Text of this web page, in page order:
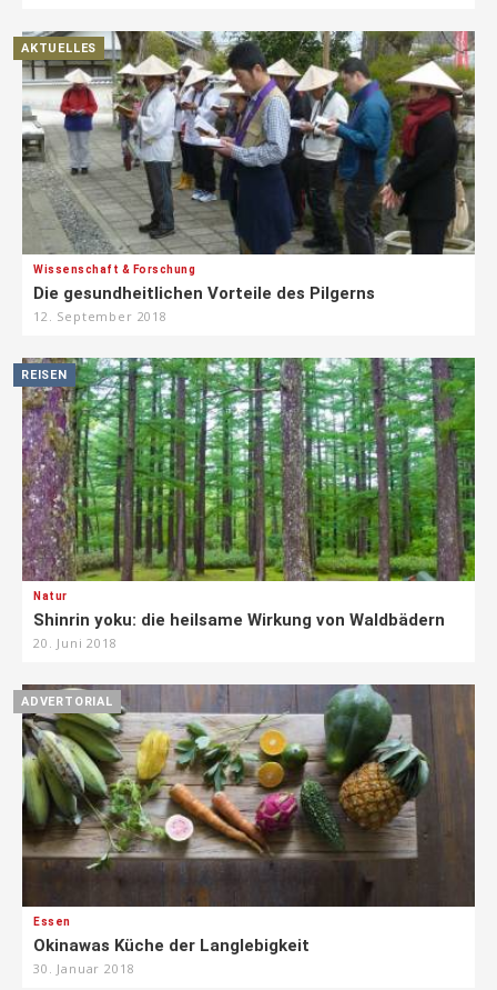
AKTUELLES
Wissenschaft & Forschung
Die gesundheitlichen Vorteile des Pilgerns
12. September 2018
REISEN
Natur
Shinrin yoku: die heilsame Wirkung von Waldbädern
20. Juni 2018
ADVERTORIAL
Essen
Okinawas Küche der Langlebigkeit
30. Januar 2018